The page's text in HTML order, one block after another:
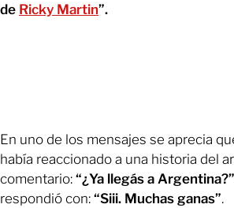
de Ricky Martin”.
En uno de los mensajes se aprecia
había reaccionado a una historia del
comentario: “¿Ya llegás a Argentina?”
respondió con: “Siii. Muchas ganas”.